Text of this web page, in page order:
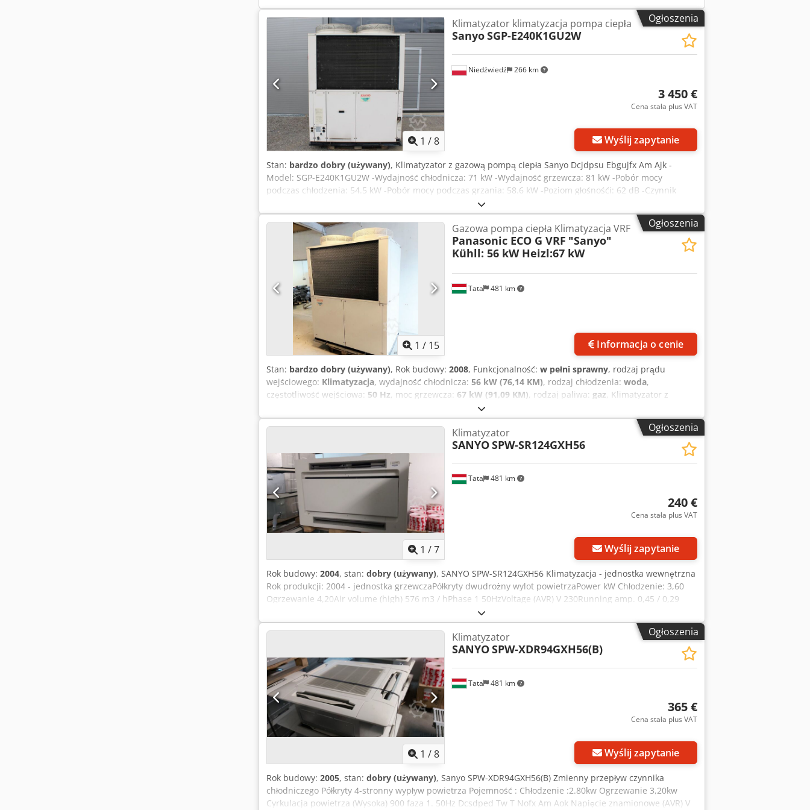
Ogłoszenia
1 /8
Niedźwiedź 266 km
Klimatyzator klimatyzacja pompa ciepła
SanyoSGP-E240K1GU2W
3 450 €
Cena stała plus VAT
Wyślij zapytanie
Stan: bardzo dobry (używany), Klimatyzator z gazową pompą ciepła Sanyo Dcjdpsu Ebgujfx Am Ajk -
Model: SGP-E240K1GU2W -Wydajność chłodnicza: 71 kW -Wydajność grzewcza: 81 kW -Pobór mocy
podczas chłodzenia: 54.5 kW -Pobór mocy podczas grzania: 58.6 kW -Poziom głośnośći: 62 dB -Czynnik
chłodniczy: R410 -Zasilanie (V/Hz/Ph): 220/50/1 -Wymiary zewnętrzne: 1750 x 1050 x 2300 mm -Ilość
wentylatorów: 2 x 730 mm -Waga: 940 kg -Stan magazynowy: 1 sztuka -Stan: używany
Ogłoszenia
1 / 15
Tata 481 km
Gazowa pompa ciepła Klimatyzacja VRF
Panasonic ECO G VRF "Sanyo"
Kühll: 56 kW Heizl:67 kW
Informacja o cenie
Stan: bardzo dobry (używany), Rok budowy: 2008, Funkcjonalność: w pełni sprawny, rodzaj prądu
wejściowego: Klimatyzacja, wydajność chłodnicza: 56 kW (76,14 KM), rodzaj chłodzenia: woda,
częstotliwość wejściowa: 50 Hz, moc grzewcza: 67 kW (91,09 KM), rodzaj paliwa: gaz, Klimatyzator z
gazową pompą ciepła "SANYO" PANASONIC ECO G Model: SGP-E190J2GU2W Silnik Nissan FY5 Źródło
zasilania: 230 V AC, 1 faza, 50 Hz Maksymalna moc elektryczna: 1,16 kW, 5,4 A (praca ciągła) Stopień
ochrony urządzenia: IP24 Wydajność chłodzenia: 56 kW Dcodpfx Asd Tiu Eom Ask Wydajność grzewcza: 67
kW Pobór ciepła (HS) (chłodzenie): 43,5 kW Pobór ciepła (HS) (ogrzewanie): 46 kW Czynnik chłodniczy:
R407C, 17 kg Ciśnienie projektowe po stronie wysokiego ciśnienia: 30 bar Ciśnienie projektowe po stronie
niskiego ciśnienia: 16 bar TYLKO DO UŻYTKU NA ZEWNĄTRZ! Mamy 4 sztuki w magazynie!
Ogłoszenia
1 /7
Tata 481 km
Klimatyzator
SANYOSPW-SR124GXH56
240 €
Cena stała plus VAT
Wyślij zapytanie
Rok budowy: 2004, stan: dobry (używany), SANYO SPW-SR124GXH56 Klimatyzacja - jednostka wewnętrzna
Rok produkcji: 2004 - jednostka grzewczaPółkryty dwudrożny wylot powietrzaPower kW Chłodzenie: 3,60
Ogrzewanie 4,20Air volume (high) 576 m3 / hPhase 1 50HzVoltage (AVR) V 230Running amp. 0,45 / 0,29
A.Power 93/61 Poziom hałasu WPower (H / M / L) dB-ARef.dia. Wąska / szeroka rura 350 x 840 x 600 mm
Waga 23 7 kg Jednostka wewnętrzna wys. / szer. / gł. 350 x 840 x 600Panel wys. / szer. 358 x 1060 x 680
mm- Cienkie, kompaktowe i lekkie jednostki - Cicha konstrukcja - Zapewniają najlepszy przepływ powietrza
do ogrzewania i chłodzenia - Doskonała wydajność instalacji - Akceptacja pompy spustowej mocy - Łatwa
konserwacja Dcjdpfxed Tw Tvo Am Ajk
Ogłoszenia
1 /8
Tata 481 km
Klimatyzator
SANYOSPW-XDR94GXH56(B)
365 €
Cena stała plus VAT
Wyślij zapytanie
Rok budowy: 2005, stan: dobry (używany), Sanyo SPW-XDR94GXH56(B) Zmienny przepływ czynnika
chłodniczego Półkryty 4-stronny wypływ powietrza Pojemność : Chłodzenie :2.80kw Ogrzewanie 3,20kw
Cyrkulacja powietrza (Wysoka) 900 faza 1. 50Hz Dcsdped Tw T Nofx Am Aok Napięcie znamionowe (AVR) V